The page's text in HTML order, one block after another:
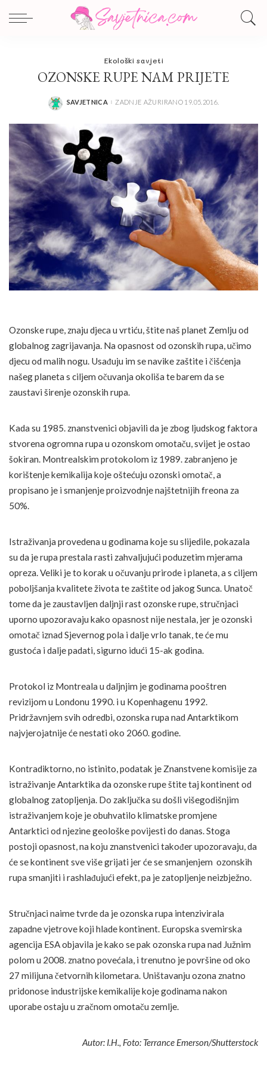
Ekološki savjeti
OZONSKE RUPE NAM PRIJETE
POSTED
SAVJETNICA ZADNJE AŽURIRANO 19.05.2016.
Ozonske rupe, znaju djeca u vrtiću, štite naš planet Zemlju od
globalnog zagrijavanja. Na opasnost od ozonskih rupa, učimo
djecu od malih nogu. Usađuju im se navike zaštite i čišćenja
našeg planeta s ciljem očuvanja okoliša te barem da se
zaustavi širenje ozonskih rupa.
Kada su 1985. znanstvenici objavili da je zbog ljudskog faktora
stvorena ogromna rupa u ozonskom omotaču, svijet je ostao
šokiran. Montrealskim protokolom iz 1989. zabranjeno je
korištenje kemikalija koje oštećuju ozonski omotač, a
propisano je i smanjenje proizvodnje najštetnijih freona za
50%.
Istraživanja provedena u godinama koje su slijedile, pokazala
su da je rupa prestala rasti zahvaljujući poduzetim mjerama
opreza. Veliki je to korak u očuvanju prirode i planeta, a s ciljem
poboljšanja kvalitete života te zaštite od jakog Sunca. Unatoč
tome da je zaustavljen daljnji rast ozonske rupe, stručnjaci
uporno upozoravaju kako opasnost nije nestala, jer je ozonski
omotač iznad Sjevernog pola i dalje vrlo tanak, te će mu
gustoća i dalje padati, sigurno idući 15-ak godina.
Protokol iz Montreala u daljnjim je godinama pooštren
revizijom u Londonu 1990. i u Kopenhagenu 1992.
Pridržavnjem svih odredbi, ozonska rupa nad Antarktikom
najvjerojatnije će nestati oko 2060. godine.
Kontradiktorno, no istinito, podatak je Znanstvene komisije za
istraživanje Antarktika da ozonske rupe štite taj kontinent od
globalnog zatopljenja. Do zaključka su došli višegodišnjim
istraživanjem koje je obuhvatilo klimatske promjene
Antarktici od njezine geološke povijesti do danas. Stoga
postoji opasnost, na koju znanstvenici također upozoravaju, da
će se kontinent sve više grijati jer će se smanjenjem ozonskih
rupa smanjiti i rashlađujući efekt, pa je zatopljenje neizbježno.
Stručnjaci naime tvrde da je ozonska rupa intenzivirala
zapadne vjetrove koji hlade kontinent. Europska svemirska
agencija ESA objavila je kako se pak ozonska rupa nad Južnim
polom u 2008. znatno povećala, i trenutno je površine od oko
27 milijuna četvornih kilometara. Uništavanju ozona znatno
pridonose industrijske kemikalije koje godinama nakon
uporabe ostaju u zračnom omotaču zemlje.
Autor: I.H., Foto: Terrance Emerson/Shutterstock